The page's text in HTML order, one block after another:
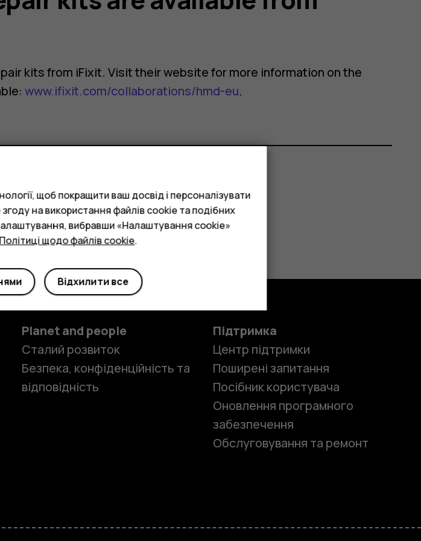
kits from iFixit. Visit their website for more information on the
www.ifixit.com/collaborations/hmd-eu.
корисним?
Planet and people
Сталий розвиток
Безпека, конфіденційність та
відповідність
Підтримка
Центр підтримки
Поширені запитання
Посібник користувача
Оновлення програмного
забезпечення
Обслуговування та ремонт
щоб покращити ваш досвід і персоналізувати
на використання файлів cookie та подібних
вибравши «Налаштування cookie»
Політиці щодо файлів cookie.
Відхилити все